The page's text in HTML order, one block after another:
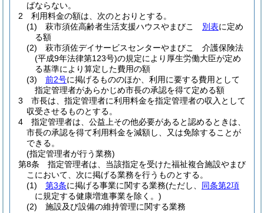
ばならない。
2
利用料金の額は、次のとおりとする。
(1)
萩市須佐高齢者生活支援ハウスやまびこ 別表に定め
る額
(2)
萩市須佐デイサービスセンターやまびこ 介護保険法
(平成9年法律第123号)の規定により厚生労働大臣が定め
る基準により算定した費用の額
(3)
前2号に掲げるもののほか、利用に要する費用として
指定管理者があらかじめ市長の承認を得て定める額
3
市長は、指定管理者に利用料金を指定管理者の収入として
収受させるものとする。
4
指定管理者は、公益上その他必要があると認めるときは、
市長の承認を得て利用料金を減額し、又は免除することが
できる。
(指定管理者が行う業務)
第8条
指定管理者は、当該指定を受けた福祉複合施設やまび
こにおいて、次に掲げる業務を行うものとする。
(1)
第3条に掲げる事業に関する業務(ただし、 同条第2項
に規定する健康増進事業を除く。)
(2)
施設及び設備の維持管理に関する業務